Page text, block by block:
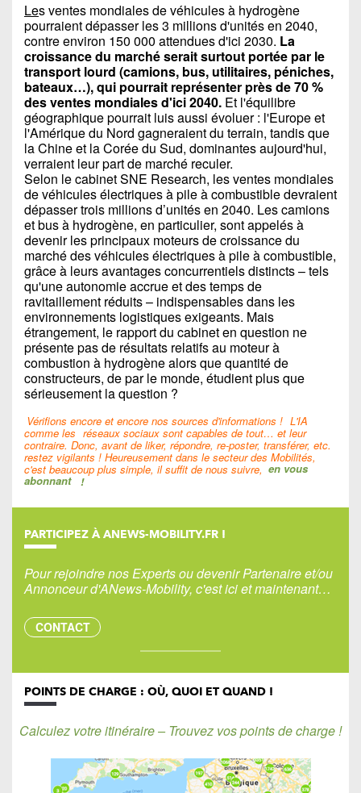
Les ventes mondiales de véhicules à hydrogène
pourraient dépasser les 3 millions d'unités en 2040,
contre environ 150 000 attendues d'ici 2030. La
croissance du marché serait surtout portée par le
transport lourd (camions, bus, utilitaires, péniches,
bateaux…), qui pourrait représenter près de 70 %
des ventes mondiales d'ici 2040. Et l'équilibre
géographique pourrait luis aussi évoluer : l'Europe et
l'Amérique du Nord gagneraient du terrain, tandis que
la Chine et la Corée du Sud, dominantes aujourd'hui,
verraient leur part de marché reculer.
Selon le cabinet SNE Research, les ventes mondiales
de véhicules électriques à pile à combustible devraient
dépasser trois millions d’unités en 2040. Les camions
et bus à hydrogène, en particulier, sont appelés à
devenir les principaux moteurs de croissance du
marché des véhicules électriques à pile à combustible,
grâce à leurs avantages concurrentiels distincts – tels
qu'une autonomie accrue et des temps de
ravitaillement réduits – indispensables dans les
environnements logistiques exigeants. Mais
étrangement, le rapport du cabinet en question ne
présente pas de résultats relatifs au moteur à
combustion à hydrogène alors que quantité de
constructeurs, de par le monde, étudient plus que
sérieusement la question ?
Vérifions encore et encore nos sources d'informations ! L'IA
comme les réseaux sociaux sont capables de tout… et leur
contraire. Donc, avant de liker, répondre, re-poster, transférer, etc.
restez vigilants ! Heureusement dans le secteur des Mobilités,
c'est beaucoup plus simple, il suffit de nous suivre, en vous
abonnant !
PARTICIPEZ À ANEWS-MOBILITY.FR !
Pour rejoindre nos Experts ou devenir Partenaire et/ou
Annonceur d'ANews-Mobility, c'est ici et maintenant…
CONTACT
POINTS DE CHARGE : OÙ, QUOI ET QUAND !
Calculez votre itinéraire – Trouvez vos points de charge !